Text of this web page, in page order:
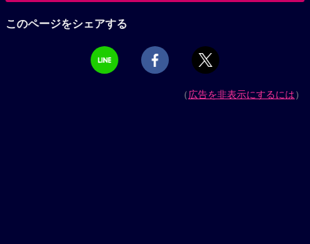
このページをシェアする
（広告を非表示にするには）